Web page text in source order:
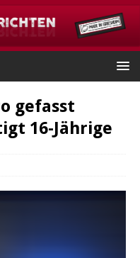
gefasst
16-Jährige